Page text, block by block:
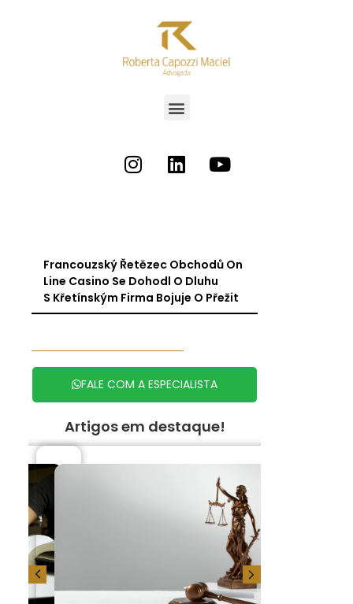
Francouzský Řetězec Obchodů On
Line Casino Se Dohodl O Dluhu
S Křetínským Firma Bojuje O Přežit
FALE COM A ESPECIALISTA
Artigos em destaque!